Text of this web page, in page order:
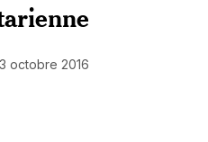
3 octobre 2016